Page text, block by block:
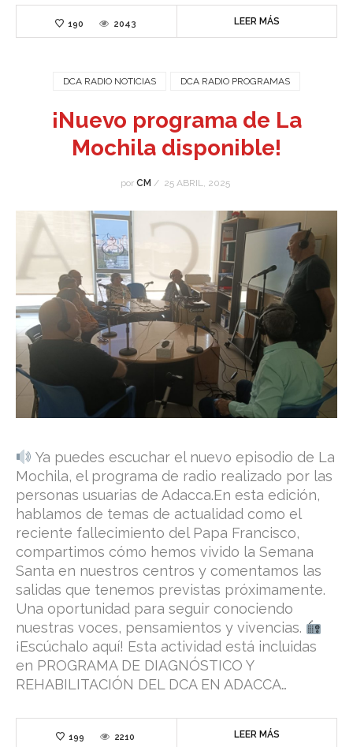
190 2043 LEER MÁS
DCA RADIO NOTICIAS DCA RADIO PROGRAMAS
¡Nuevo programa de La
Mochila disponible!
por CM / 25 ABRIL, 2025
Ya puedes escuchar el nuevo episodio de La
Mochila, el programa de radio realizado por las
personas usuarias de Adacca.En esta edición,
hablamos de temas de actualidad como el
reciente fallecimiento del Papa Francisco,
compartimos cómo hemos vivido la Semana
Santa en nuestros centros y comentamos las
salidas que tenemos previstas próximamente.
Una oportunidad para seguir conociendo
nuestras voces, pensamientos y vivencias.
¡Escúchalo aquí! Esta actividad está incluidas
en PROGRAMA DE DIAGNÓSTICO Y
REHABILITACIÓN DEL DCA EN ADACCA…
199 2210 LEER MÁS